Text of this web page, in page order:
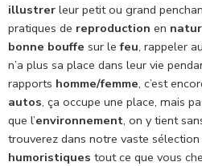
illustrer leur petit ou grand
pratiques de reproduction en
bonne bouffe sur lefeu, rappeler
n’a plus sa place dans leur vie
rapports homme/femme, c’est
autos, ça occupe une place, mais
que l’environnement, on y tient
trouverez dans notre vaste sélection
humoristiques tout ce que vous